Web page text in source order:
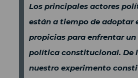
Los principales actores
están a tiempo de adoptar
propicias para enfrentar un
política constitucional. De
nuestro experimento